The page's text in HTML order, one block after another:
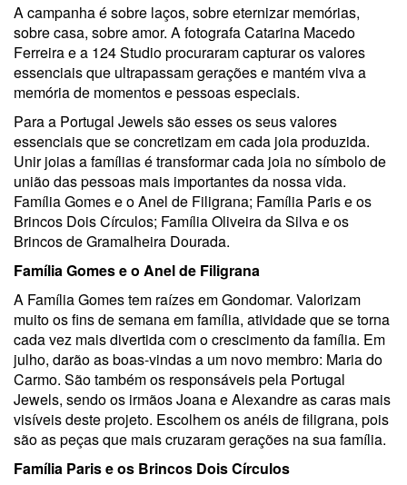
A campanha é sobre laços, sobre eternizar memórias,
sobre casa, sobre amor. A fotografa Catarina Macedo
Ferreira e a 124 Studio procuraram capturar os valores
essenciais que ultrapassam gerações e mantém viva a
memória de momentos e pessoas especiais.
Para a Portugal Jewels são esses os seus valores
essenciais que se concretizam em cada joia produzida.
Unir joias a famílias é transformar cada joia no símbolo de
união das pessoas mais importantes da nossa vida.
Família Gomes e o Anel de Filigrana; Família Paris e os
Brincos Dois Círculos; Família Oliveira da Silva e os
Brincos de Gramalheira Dourada.
Família Gomes e o Anel de Filigrana
A Família Gomes tem raízes em Gondomar. Valorizam
muito os fins de semana em família, atividade que se torna
cada vez mais divertida com o crescimento da família. Em
julho, darão as boas-vindas a um novo membro: Maria do
Carmo. São também os responsáveis pela Portugal
Jewels, sendo os irmãos Joana e Alexandre as caras mais
visíveis deste projeto. Escolhem os anéis de filigrana, pois
são as peças que mais cruzaram gerações na sua família.
Família Paris e os Brincos Dois Círculos